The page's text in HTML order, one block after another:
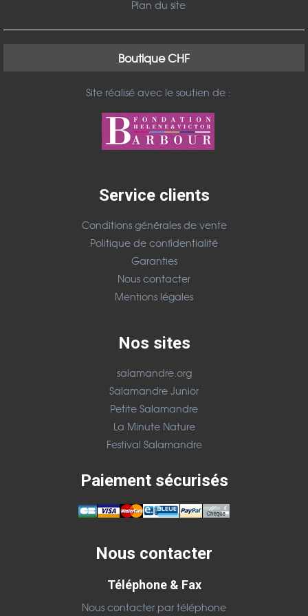
Plan du site
Boutique CHF
Site réalisé avec le soutien de :
Service clients
Conditions générales de vente
Politique de confidentialité
Garanties
Nous contacter
Mentions légales
Nos sites
salamandre.org
Salamandre Junior
Petite Salamandre
La Minute Nature
Festival Salamandre
Paiement sécurisés
Nous contacter
Téléphone & Fax
Nous contacter par téléphone